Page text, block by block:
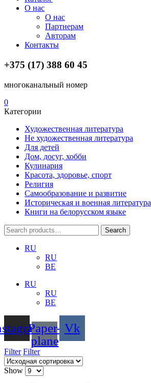
О нас
О нас
Партнерам
Авторам
Контакты
+375 (17) 388 60 45
многоканальный номер
0
Категории
Художественная литература
Не художественная литература
Для детей
Дом, досуг, хобби
Кулинария
Красота, здоровье, спорт
Религия
Самообразование и развитие
Историческая и военная литература
Книги на белорусском языке
Search
for:
Search
RU
RU
BE
RU
RU
BE
Paper-
plane
Vk
Filter Filter
Show